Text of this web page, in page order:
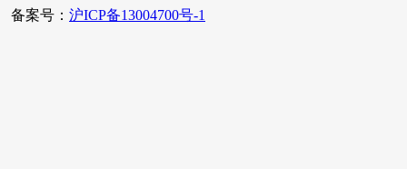
备案号： 沪ICP备13004700号-1